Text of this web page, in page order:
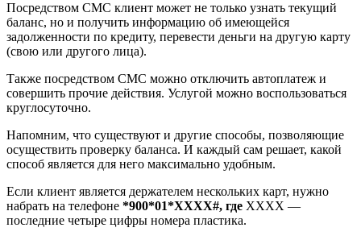
Посредством СМС клиент может не только узнать текущий
баланс, но и получить информацию об имеющейся
задолженности по кредиту, перевести деньги на другую карту
(свою или другого лица).
Также посредством СМС можно отключить автоплатеж и
совершить прочие действия. Услугой можно воспользоваться
круглосуточно.
Напомним, что существуют и другие способы, позволяющие
осуществить проверку баланса. И каждый сам решает, какой
способ является для него максимально удобным.
Если клиент является держателем нескольких карт, нужно
набрать на телефоне *900*01*ХХХХ#, где XXXX —
последние четыре цифры номера пластика.